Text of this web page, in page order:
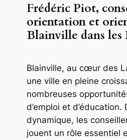
Frédéric Piot,
orientation et
Blainville dans les
Blainville, au cœur des
une ville en pleine
nombreuses
d’emploi et
dynamique, les
jouent un rôle essentiel